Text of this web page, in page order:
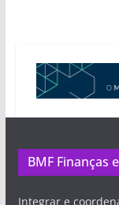
BMF Finanças
Integrar e